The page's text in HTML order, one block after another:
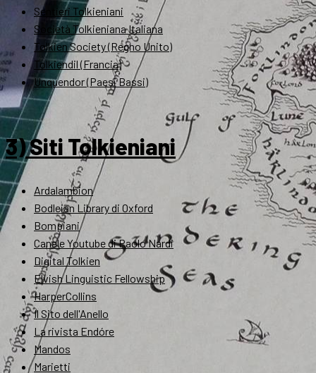
Sentieri Tolkieniani
Società Tolkieniana Italiana
Tolkien Society (Regno Unito)
Tolkiendil (Francia)
Unquendor (Paesi Bassi)
3) Siti Tolkieniani
Ardalambion
Bodleian Library di Oxford
Bompiani
Canale Youtube di Paolo Nardi
Digital Tolkien
Elvish Linguistic Fellowship
HarperCollins
Il Sito dell'Anello
La rivista Endóre
Mandos
Marietti